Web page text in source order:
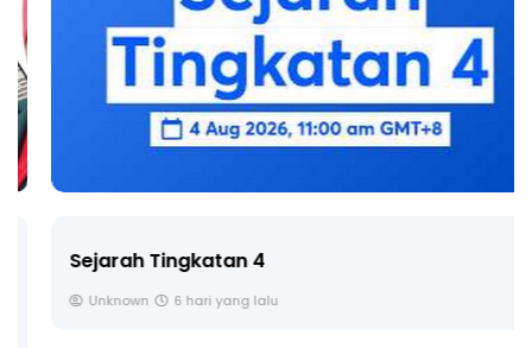
Sejarah Tingkatan 4
Unknown 6 hari yang lalu